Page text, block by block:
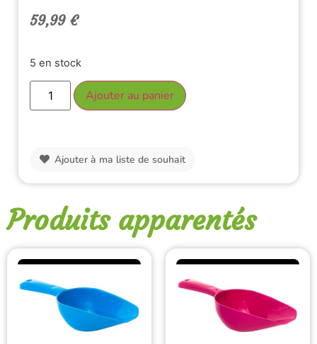
59,99 €
5 en stock
Ajouter au panier
Ajouter à ma liste de souhait
Produits apparentés